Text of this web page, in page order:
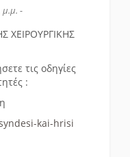
μ.μ. -
ΧΕΙΡΟΥΡΓΙΚΗΣ
τις οδηγίες
:
kai-hrisi